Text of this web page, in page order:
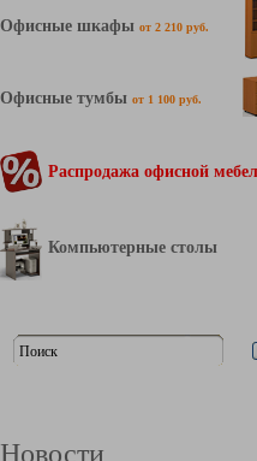
Офисные шкафы от 2 210 руб.
Офисные тумбы от 1 100 руб.
Распродажа офисной
Компьютерные столы
Новости